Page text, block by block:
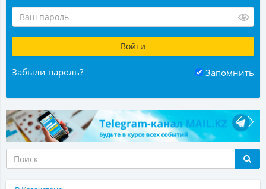
Забыли пароль? Запомнить